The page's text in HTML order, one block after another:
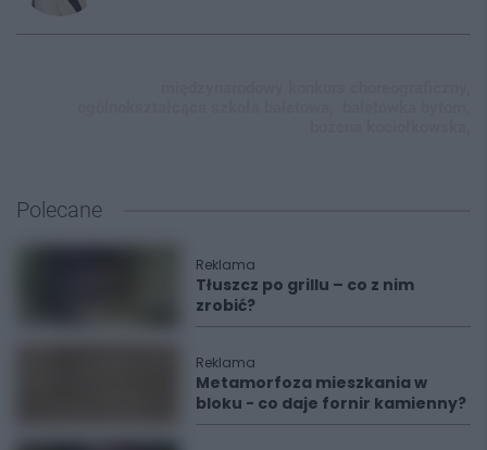
Polecane
Reklama
Tłuszcz po grillu – co z nim
zrobić?
Reklama
Metamorfoza mieszkania w
bloku - co daje fornir kamienny?